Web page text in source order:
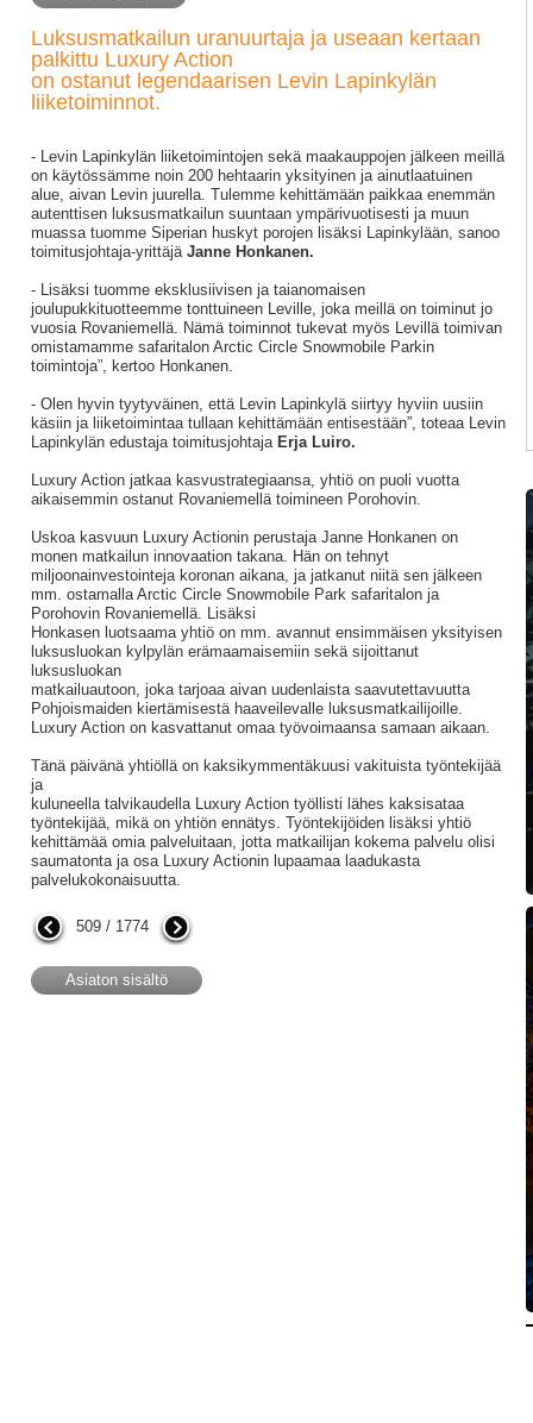
Luksusmatkailun uranuurtaja ja useaan kertaan
palkittu Luxury Action
on ostanut legendaarisen Levin Lapinkylän
liiketoiminnot.
- Levin Lapinkylän liiketoimintojen sekä maakauppojen jälkeen meillä
on käytössämme noin 200 hehtaarin yksityinen ja ainutlaatuinen
alue, aivan Levin juurella. Tulemme kehittämään paikkaa enemmän
autenttisen luksusmatkailun suuntaan ympärivuotisesti ja muun
muassa tuomme Siperian huskyt porojen lisäksi Lapinkylään, sanoo
toimitusjohtaja-yrittäjä Janne Honkanen.
- Lisäksi tuomme eksklusiivisen ja taianomaisen
joulupukkituotteemme tonttuineen Leville, joka meillä on toiminut jo
vuosia Rovaniemellä. Nämä toiminnot tukevat myös Levillä toimivan
omistamamme safaritalon Arctic Circle Snowmobile Parkin
toimintoja”, kertoo Honkanen.
- Olen hyvin tyytyväinen, että Levin Lapinkylä siirtyy hyviin uusiin
käsiin ja liiketoimintaa tullaan kehittämään entisestään”, toteaa Levin
Lapinkylän edustaja toimitusjohtaja Erja Luiro.
Luxury Action jatkaa kasvustrategiaansa, yhtiö on puoli vuotta
aikaisemmin ostanut Rovaniemellä toimineen Porohovin.
Uskoa kasvuun Luxury Actionin perustaja Janne Honkanen on
monen matkailun innovaation takana. Hän on tehnyt
miljoonainvestointeja koronan aikana, ja jatkanut niitä sen jälkeen
mm. ostamalla Arctic Circle Snowmobile Park safaritalon ja
Porohovin Rovaniemellä. Lisäksi
Honkasen luotsaama yhtiö on mm. avannut ensimmäisen yksityisen
luksusluokan kylpylän erämaamaisemiin sekä sijoittanut
luksusluokan
matkailuautoon, joka tarjoaa aivan uudenlaista saavutettavuutta
Pohjoismaiden kiertämisestä haaveilevalle luksusmatkailijoille.
Luxury Action on kasvattanut omaa työvoimaansa samaan aikaan.
Tänä päivänä yhtiöllä on kaksikymmentäkuusi vakituista työntekijää
ja
kuluneella talvikaudella Luxury Action työllisti lähes kaksisataa
työntekijää, mikä on yhtiön ennätys. Työntekijöiden lisäksi yhtiö
kehittämää omia palveluitaan, jotta matkailijan kokema palvelu olisi
saumatonta ja osa Luxury Actionin lupaamaa laadukasta
palvelukokonaisuutta.
509 / 1774
Asiaton sisältö